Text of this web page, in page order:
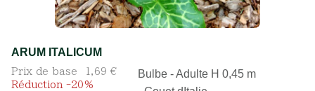
ARUM ITALICUM
Prix de base
1,69 €
Réduction -20%
Bulbe - Adulte H 0,45 m